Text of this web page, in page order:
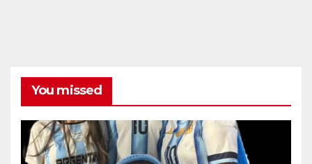
You missed